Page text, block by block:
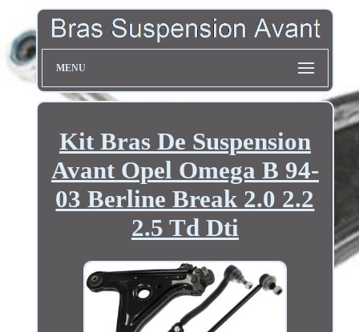
MENU
Kit Bras De Suspension
Avant Opel Omega B 94-
03 Berline Break 2.0 2.2
2.5 Td Dti